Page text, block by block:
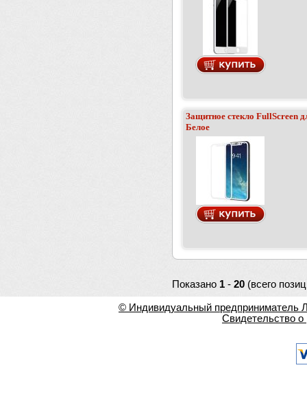
Защитное стекло FullScreen
Белое
Показано 1- 20(всего
© Индивидуальный предприниматель
Свидетельство